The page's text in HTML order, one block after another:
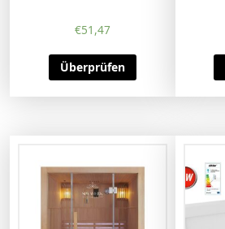
€51,47
Überprüfen